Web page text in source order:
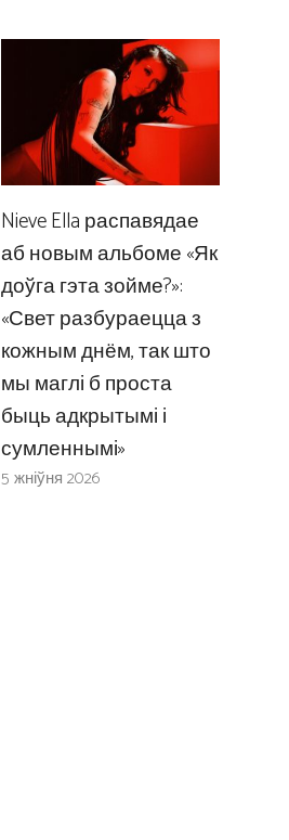
Nieve Ella распавядае
аб новым альбоме «Як
доўга гэта зойме?»:
«Свет разбураецца з
кожным днём, так што
мы маглі б проста
быць адкрытымі і
сумленнымі»
5 жніўня 2026